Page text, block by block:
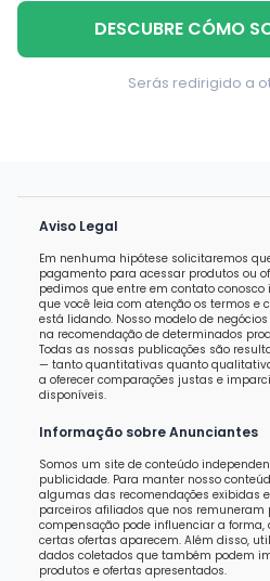
DESCUBRE CÓMO
Serás redirigido a
Aviso Legal
Em nenhuma hipótese solicitaremos
pagamento para acessar produtos ou
pedimos que entre em contato
que você leia com atenção os termos e
está lidando. Nosso modelo de
na recomendação de determinados
Todas as nossas publicações são
— tanto quantitativas quanto
a oferecer comparações justas e
disponíveis.
Informação sobre Anunciantes
Somos um site de conteúdo
publicidade. Para manter nosso
algumas das recomendações exibidas
parceiros afiliados que nos remuneram
compensação pode influenciar a forma,
certas ofertas aparecem. Além disso,
dados coletados que também podem
produtos e ofertas apresentados.